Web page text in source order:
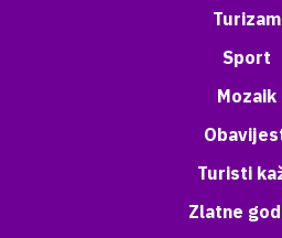
Turizam
Sport
Mozaik
Turisti
Zlatne